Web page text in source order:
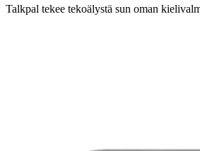
Talkpal tekee tekoälystä sun oman